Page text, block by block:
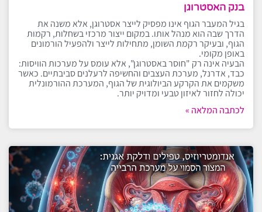
בנק האסטרוגן
בגיל המעבר הגוף אינו מפסיק לייצר אסטרוגן, אלא משנה את
הדרך שבה הוא מנהל אותו. במקום ייצור מרכזי בשחלות, רקמות
הגוף, ובעיקר רקמת השומן, מתחילות לייצר ולהפעיל הורמונים
באופן מקומי.
הבעיה אינה רק "חוסר באסטרוגן", אלא עומס על מערכות הוויסות:
כבד, אדרנל, מערכת העצבים והחשיפה לרעלנים סביבתיים. כאשר
משקמים את הקרקע הביולוגית של הגוף, המערכת ההורמונלית
יכולה לחזור לאיזון טבעי ומדויק יותר.
לכתבה המלאה »